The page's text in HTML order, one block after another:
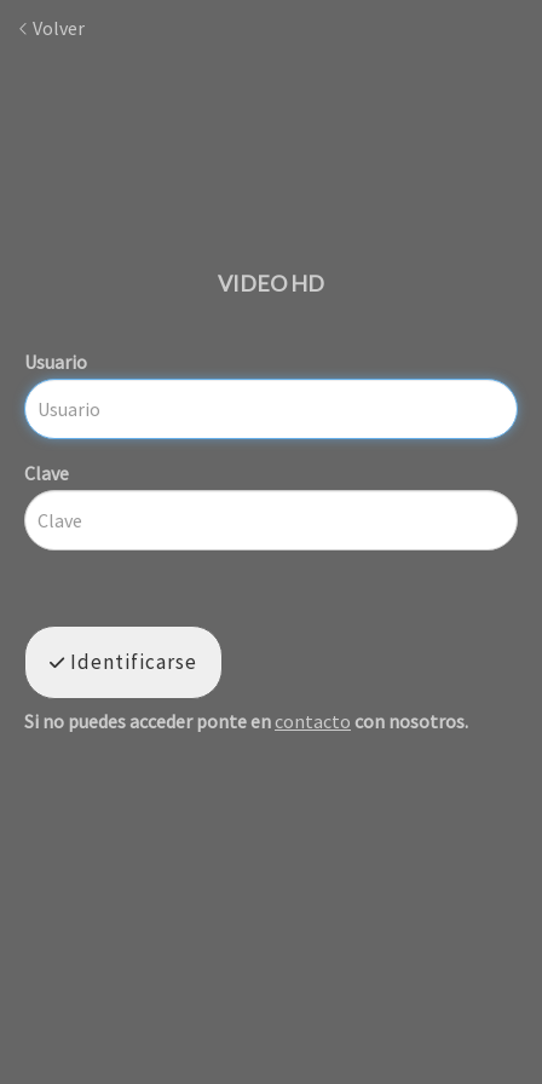
Volver
VIDEO HD
Usuario
Clave
Identificarse
Si no puedes acceder ponte en contacto con nosotros.